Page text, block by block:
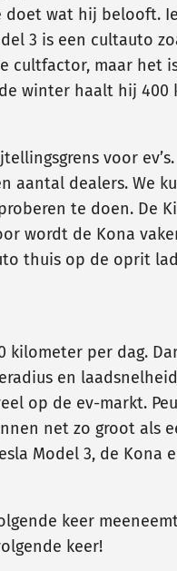
wat hij belooft.
3 is een cultauto
cultfactor, maar
winter haalt hij 400
voor
aantal dealers. We
te doen. De
wordt de Kona
thuis op de oprit
kilometer per dag.
en
op de ev-markt.
net zo groot als
Model 3, de
keer
keer!